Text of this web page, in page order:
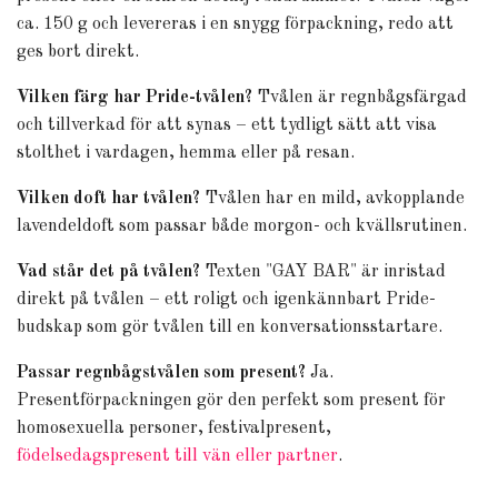
ca. 150 g och levereras i en snygg förpackning, redo att
ges bort direkt.
Vilken färg har Pride-tvålen? Tvålen är regnbågsfärgad
och tillverkad för att synas – ett tydligt sätt att visa
stolthet i vardagen, hemma eller på resan.
Vilken doft har tvålen? Tvålen har en mild, avkopplande
lavendeldoft som passar både morgon- och kvällsrutinen.
Vad står det på tvålen? Texten "GAY BAR" är inristad
direkt på tvålen – ett roligt och igenkännbart Pride-
budskap som gör tvålen till en konversationsstartare.
Passar regnbågstvålen som present? Ja.
Presentförpackningen gör den perfekt som present för
homosexuella personer, festivalpresent,
födelsedagspresent till vän eller partner.